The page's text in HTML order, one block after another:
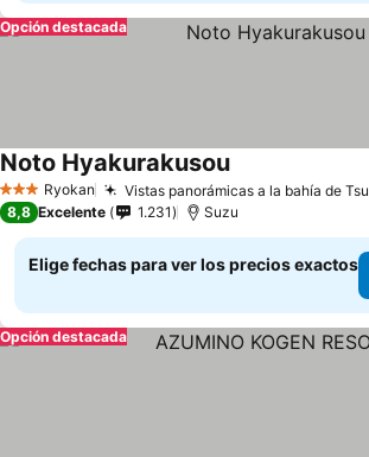
Opción destacada
3 EstrellasRyokan Vistas panorámicas a la bahía de
Noto HyakurakusouVer precios
8,8 Excelente 1.231 Suzu
Elige fechas para ver los precios exactos
Opción destacada